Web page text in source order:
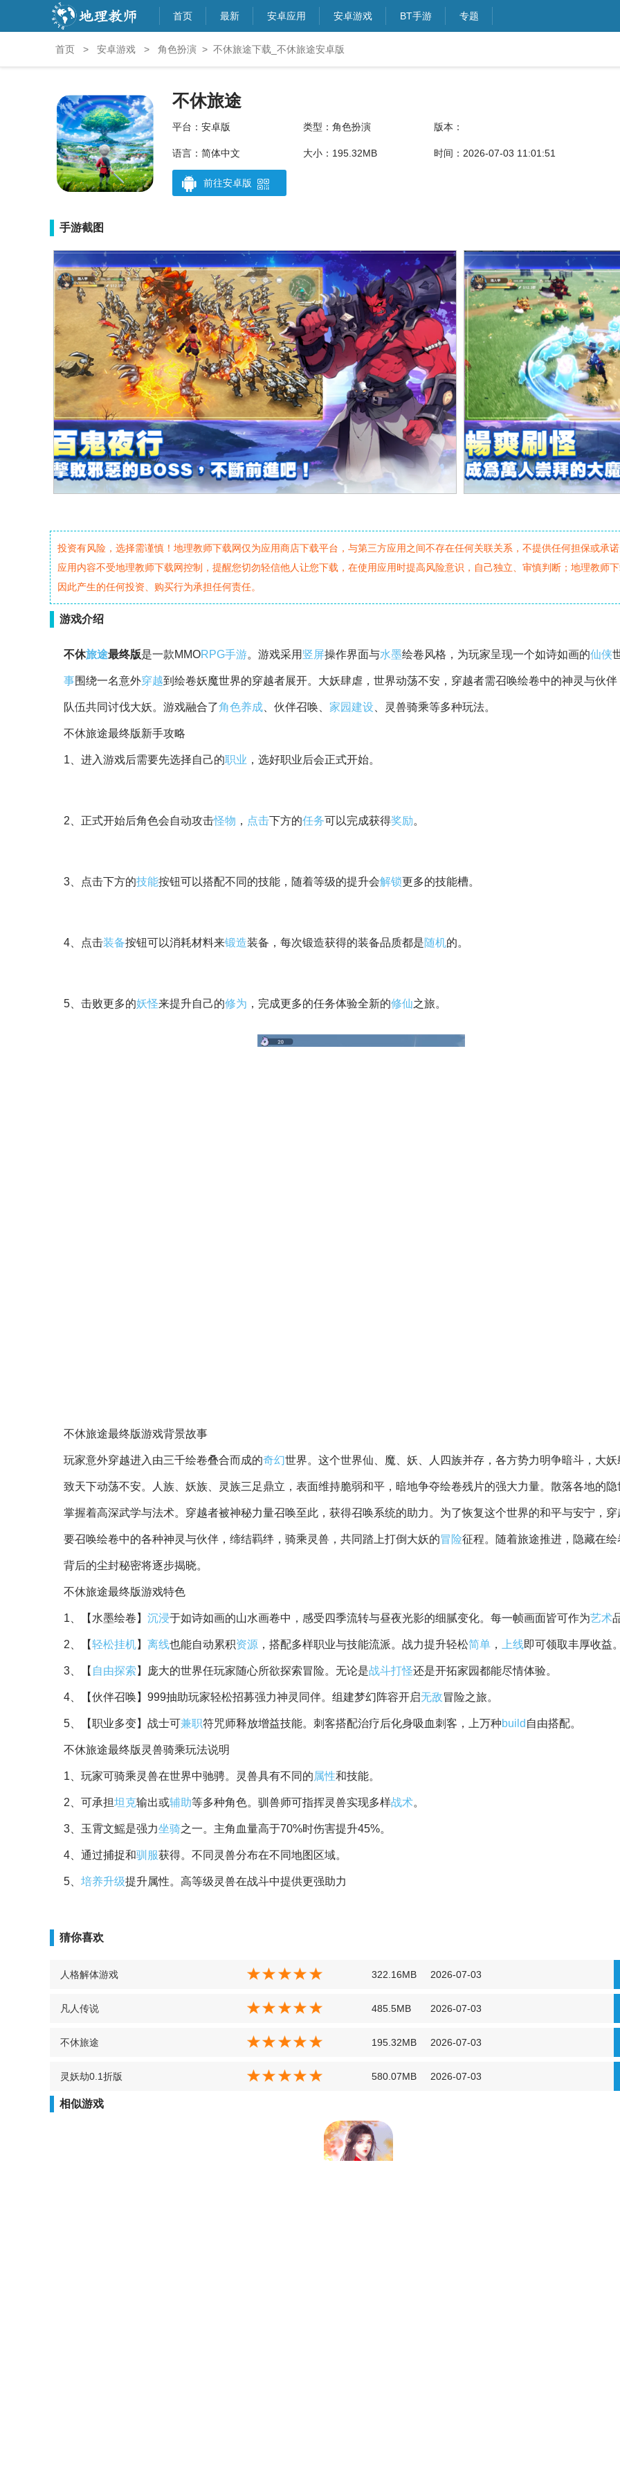
首页 最新 安卓应用 安卓游戏 BT手游 专题
首页 > 安卓游戏 > 角色扮演 > 不休旅途下载_不休旅途安卓版
不休旅途
平台：安卓版 类型：角色扮演 版本：
语言：简体中文 大小：195.32MB 时间：2026-07-03 11:01:51
前往安卓版
手游截图
投资有风险，选择需谨慎！地理教师下载网仅为应用商店下载平台，与第三方应用之间不存在任何关联关系，不提供任何担保或承
应用内容不受地理教师下载网控制，提醒您切勿轻信他人让您下载，在使用应用时提高风险意识，自己独立、审慎判断；地理教师
因此产生的任何投资、购买行为承担任何责任。
游戏介绍
不休旅途最终版是一款MMORPG手游。游戏采用 竖屏操作界面与水墨绘卷风格，为玩家呈现一个如诗如画的仙侠
事围绕一名意外穿越到绘卷妖魔世界的穿越者展开。大妖肆虐，世界动荡不安，穿越者需召唤绘卷中的神灵与伙伴
队伍共同讨伐大妖。游戏融合了角色养成 、伙伴召唤、 家园建设 、灵兽骑乘等多种玩法。
不休旅途最终版新手攻略
1、进入游戏后需要先选择自己的职业 ，选好职业后会正式开始。
2、正式开始后角色会自动攻击怪物 ， 点击下方的任务可以完成获得奖励。
3、点击下方的技能按钮可以搭配不同的技能，随着等级的提升会解锁更多的技能槽。
4、点击装备按钮可以消耗材料来锻造装备，每次锻造获得的装备品质都是随机的。
5、击败更多的妖怪来提升自己的修为 ，完成更多的任务体验全新的修仙之旅。
不休旅途最终版游戏背景故事
玩家意外穿越进入由三千绘卷叠合而成的奇幻世界。这个世界仙、魔、妖、人四族并存，各方势力明争暗斗，大妖
致天下动荡不安。人族、妖族、灵族三足鼎立，表面维持脆弱和平，暗地争夺绘卷残片的强大力量。散落各地的隐
掌握着高深武学与法术。穿越者被神秘力量召唤至此，获得召唤系统的助力。为了恢复这个世界的和平与安宁，穿
要召唤绘卷中的各种神灵与伙伴，缔结羁绊，骑乘灵兽，共同踏上打倒大妖的冒险征程。随着旅途推进，隐藏在绘
背后的尘封秘密将逐步揭晓。
不休旅途最终版游戏特色
1、【水墨绘卷】 沉浸于如诗如画的山水画卷中，感受四季流转与昼夜光影的细腻变化。每一帧画面皆可作为艺术
2、【轻松挂机】 离线也能自动累积资源 ，搭配多样职业与技能流派。战力提升轻松简单 ， 上线即可领取丰厚收益。
3、【 自由探索 】庞大的世界任玩家随心所欲探索冒险。无论是战斗打怪还是开拓家园都能尽情体验。
4、【伙伴召唤】999抽助玩家轻松招募强力神灵同伴。组建梦幻阵容开启无敌冒险之旅。
5、【职业多变】战士可兼职符咒师释放增益技能。刺客搭配治疗后化身吸血刺客，上万种build 自由搭配。
不休旅途最终版灵兽骑乘玩法说明
1、玩家可骑乘灵兽在世界中驰骋。灵兽具有不同的属性和技能。
2、可承担坦克输出或辅助等多种角色。驯兽师可指挥灵兽实现多样战术。
3、玉霄文鰩是强力坐骑之一。主角血量高于70%时伤害提升45%。
4、通过捕捉和驯服获得。不同灵兽分布在不同地图区域。
5、 培养升级提升属性。高等级灵兽在战斗中提供更强助力
猜你喜欢
人格解体游戏 322.16MB 2026-07-03
凡人传说 485.5MB 2026-07-03
不休旅途 195.32MB 2026-07-03
灵妖劫0.1折版 580.07MB 2026-07-03
相似游戏